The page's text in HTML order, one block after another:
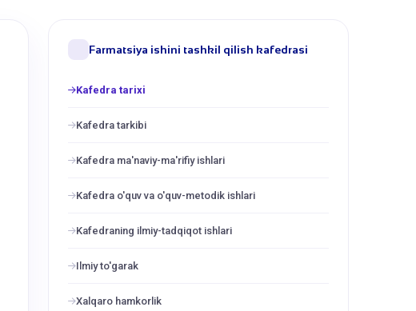
Farmatsiya ishini tashkil qilish kafedrasi
Kafedra tarixi
Kafedra tarkibi
Kafedra ma'naviy-ma'rifiy ishlari
Kafedra o'quv va o'quv-metodik ishlari
Kafedraning ilmiy-tadqiqot ishlari
Ilmiy to'garak
Xalqaro hamkorlik